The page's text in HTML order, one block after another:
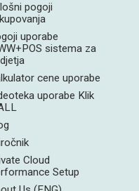
pogoji
uporabe
sistema za
cene uporabe
uporabe Klik
Cloud
Setup